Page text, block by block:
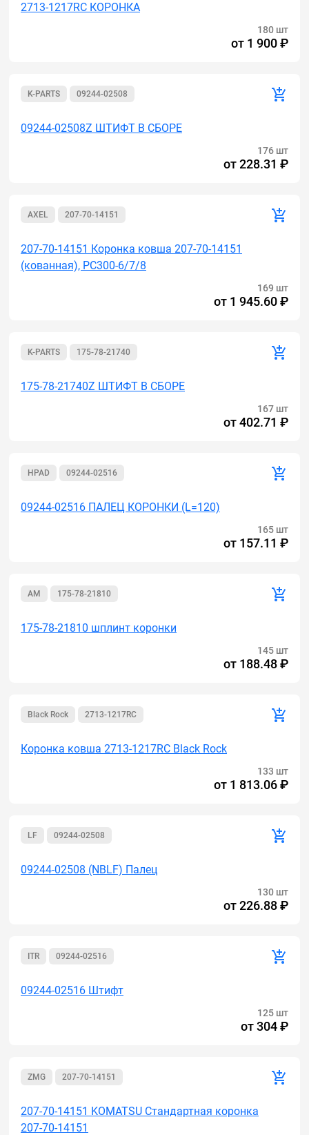
2713-1217RC КОРОНКА
180 шт
от 1 900 ₽
K-PARTS 09244-02508
09244-02508Z ШТИФТ В СБОРЕ
176 шт
от228.31 ₽
AXEL 207-70-14151
207-70-14151 Коронка ковша 207-70-14151
(кованная), PC300-6/7/8
169 шт
от 1 945.60 ₽
K-PARTS 175-78-21740
175-78-21740Z ШТИФТ В СБОРЕ
167 шт
от402.71 ₽
HPAD 09244-02516
09244-02516 ПАЛЕЦ КОРОНКИ (L=120)
165 шт
от 157.11 ₽
AM 175-78-21810
175-78-21810 шплинт коронки
145 шт
от 188.48 ₽
Black Rock 2713-1217RC
Коронка ковша 2713-1217RC Black Rock
133 шт
от 1 813.06 ₽
LF 09244-02508
09244-02508 (NBLF) Палец
130 шт
от226.88 ₽
ITR 09244-02516
09244-02516 Штифт
125 шт
от304 ₽
ZMG 207-70-14151
207-70-14151 KOMATSU Стандартная коронка
207-70-14151